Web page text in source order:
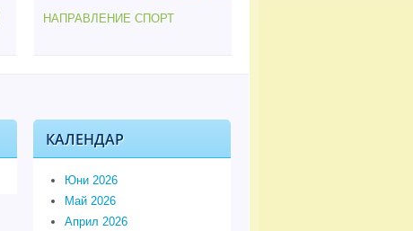
НАПРАВЛЕНИЕ СПОРТ
КАЛЕНДАР
Юни 2026
Май 2026
Април 2026